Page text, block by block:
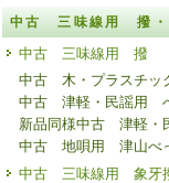
中古 三味線用 撥・
中古 三味線用 撥
中古 木・プラスチッ
中古 津軽・民謡用
新品同様中古 津軽
中古 地唄用 津山べ
中古 三味線用 象牙